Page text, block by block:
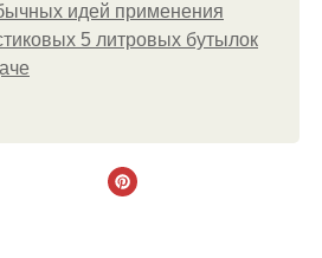
идей применения
5 литровых бутылок